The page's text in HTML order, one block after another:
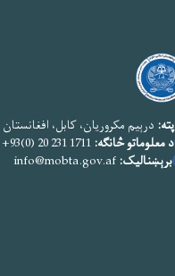
پته: درېیم مکروریان، کابل، افغانستان
د معلوماتو څانګه: 1711 231 20 (0)93+
برېښنالیک: info@mobta.gov.af